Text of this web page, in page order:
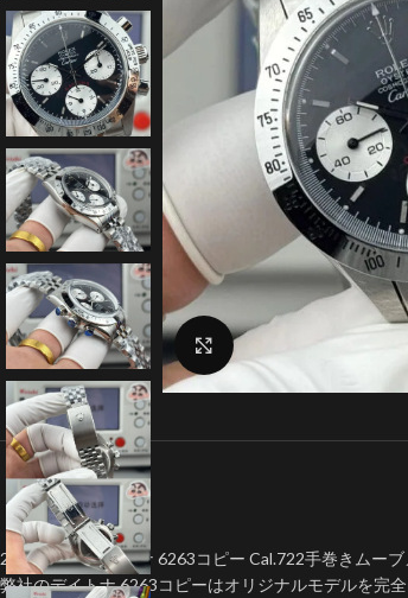
クリックで拡大
2026年新型デイトナ 6263コピー Cal.722手巻きムーブ
弊社のデイトナ 6263コピーはオリジナルモデルを完